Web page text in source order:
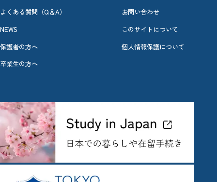
よくある質問（Q＆A）
NEWS
保護者の方へ
卒業生の方へ
お問い合わせ
このサイトについて
個人情報保護について